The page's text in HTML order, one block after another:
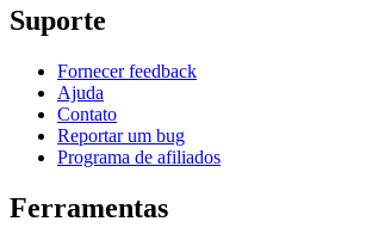
Suporte
Fornecer feedback
Ajuda
Contato
Reportar um bug
Programa de afiliados
Ferramentas